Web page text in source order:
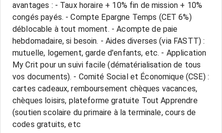
avantages : - Taux horaire + 10% fin de mission + 10%
congés payés. - Compte Epargne Temps (CET 6%)
déblocable à tout moment. - Acompte de paie
hebdomadaire, si besoin. - Aides diverses (via FASTT) :
mutuelle, logement, garde d'enfants, etc. - Application
My Crit pour un suivi facile (dématérialisation de tous
vos documents). - Comité Social et Économique (CSE) :
cartes cadeaux, remboursement chèques vacances,
chèques loisirs, plateforme gratuite Tout Apprendre
(soutien scolaire du primaire à la terminale, cours de
codes gratuits, etc